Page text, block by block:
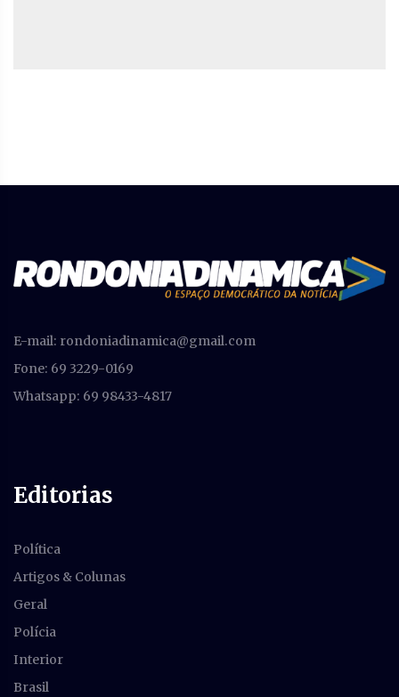
E-mail: rondoniadinamica@gmail.com
Fone: 69 3229-0169
Whatsapp: 69 98433-4817
Editorias
Política
Artigos & Colunas
Geral
Polícia
Interior
Brasil